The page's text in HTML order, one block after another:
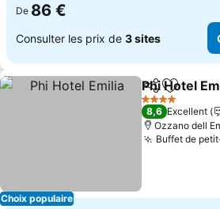
De 86 €
Consulter les prix de 3 sites
Choix populaire
PartagerAjouter
Phi Hotel
4 Étoiles
8,6 Excellent
Ozzano dell
Buffet de